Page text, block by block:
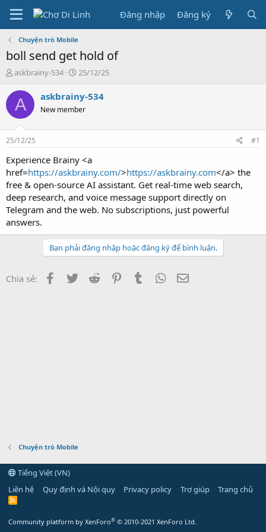
Đăng nhập Đăng ký
Chuyện trò Mobile
boll send get hold of
T
r
e
a
s
t
a
r
t
e
r
askbrainy-534
N
à
y
g
25/12/25
A askbrainy-534
New member
25/12/25 #1
Experience Brainy <a
href=https://askbrainy.com/>https://askbrainy.com</a> the
free & open-source AI assistant. Get real-time web search,
deep research, and voice message support directly on
Telegram and the web. No subscriptions, just powerful
answers.
Bạn phải đăng nhập hoặc đăng ký để bình luận.
Chia sẻ: Facebook
Twitter Reddit PinterestTumblr WhatsApp
Chuyện trò Mobile
Tiếng Việt (VN)
Liên hệ
Quy định và Nội quy Privacy policy Trợ giúp Trang chủ
R
Community platform by XenForo® © 2010-2021 XenForo Ltd.